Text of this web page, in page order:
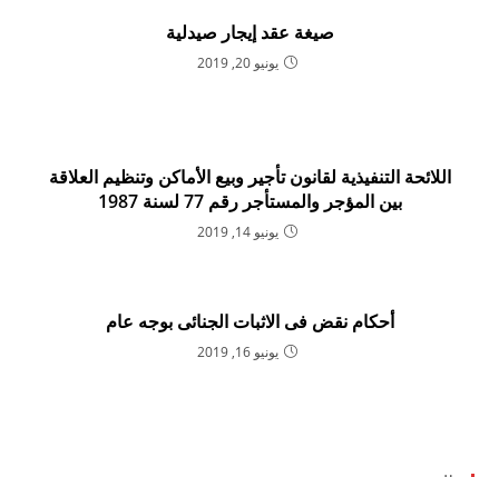
صيغة عقد إيجار صيدلية
يونيو 20, 2019
اللائحة التنفيذية لقانون تأجير وبيع الأماكن وتنظيم العلاقة
بين المؤجر والمستأجر رقم 77 لسنة 1987
يونيو 14, 2019
أحكام نقض فى الاثبات الجنائى بوجه عام
يونيو 16, 2019